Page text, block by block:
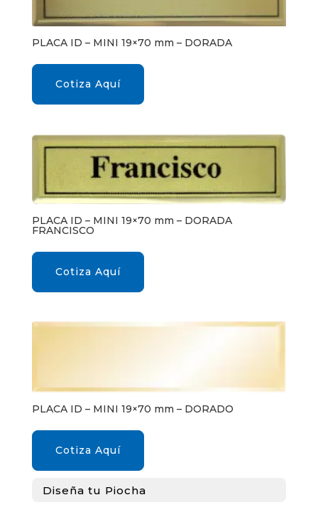
PLACA ID – MINI 19×70 mm – DORADA
Cotiza Aquí
PLACA ID – MINI 19×70 mm – DORADA
FRANCISCO
Cotiza Aquí
PLACA ID – MINI 19×70 mm – DORADO
Cotiza Aquí
Diseña tu Piocha